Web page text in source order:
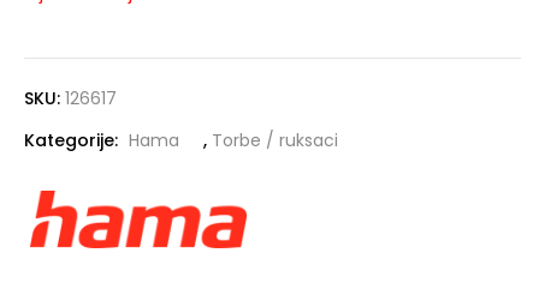
SKU: 126617
Kategorije: Hama , Torbe / ruksaci